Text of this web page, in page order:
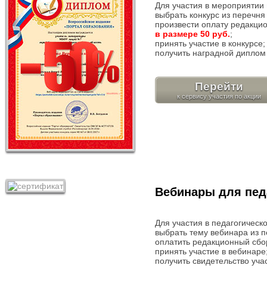
Для участия в
выбрать конкурс из перечня
произвести оплату
в размере 50 руб.;
принять участие в конкурсе;
получить наградной
Перейти
к сервису участия по акции
Вебинары для
Для участия в
выбрать тему вебинара из
оплатить редакционный
принять участие в
получить свидетельство